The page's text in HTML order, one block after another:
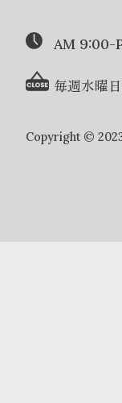
AM 9:00-
毎週水曜日
Copyright ©